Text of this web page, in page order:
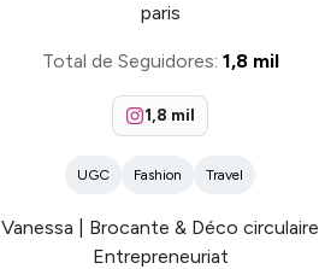
paris
Total de Seguidores: 1,8 mil
1,8 mil
UGC Fashion Travel
Vanessa | Brocante & Déco circulaire
Entrepreneuriat